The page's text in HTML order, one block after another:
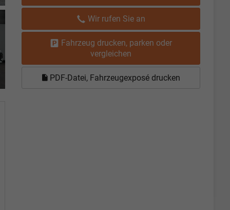
Wir rufen Sie an
Fahrzeug drucken, parken oder
vergleichen
PDF-Datei, Fahrzeugexposé drucken